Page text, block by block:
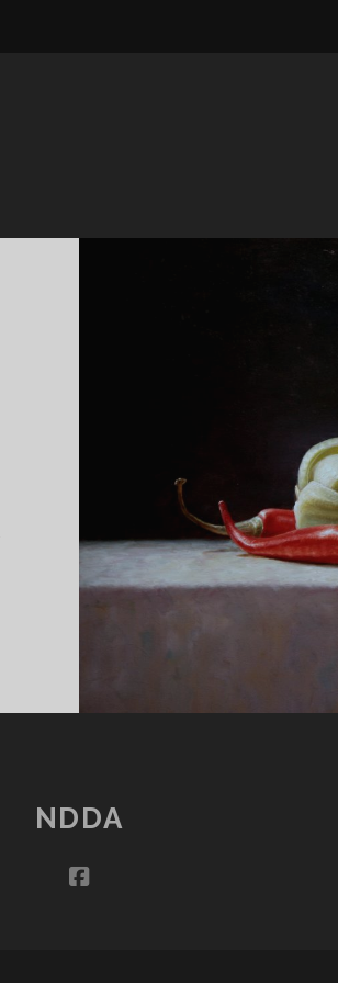
NDDA
facebook